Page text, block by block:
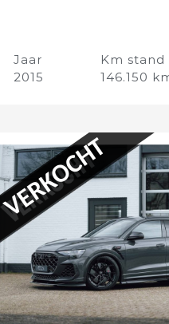
Jaar
2015
Km stand
146.150
VERKOCHT